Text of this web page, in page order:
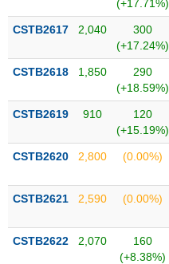
Tổng
quan
Giao
dịch
Tài
chính
Phân
tích
thuật
sơ
(+17.71%)
CSTB2617 2,040
300
(+17.24%)
CSTB2618 1,850
290
(+18.59%)
CSTB2619 910
120
(+15.19%)
CSTB2620 2,800 (0.00%)
CSTB2621 2,590 (0.00%)
CSTB2622 2,070
160
(+8.38%)
VS-
LƯỢNG
NGUYÊN
VẬT